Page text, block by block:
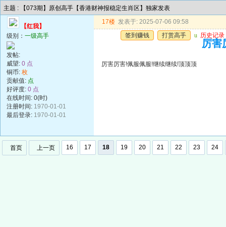
主题 : 【073期】原创高手【香港财神报稳定生肖区】独家发表
【红我】
级别： 一级高手
发帖:
威望: 0 点
铜币: 枚
贡献值: 点
好评度: 0 点
在线时间: 0(时)
注册时间: 1970-01-01
最后登录: 1970-01-01
17楼 发表于: 2025-07-06 09:58
签到赚钱
打赏高手 u 历史记录
厉害
厉害厉害!佩服佩服!继续继续!顶顶顶
首页 上一页 16 17 18 19 20 21 22 23 24